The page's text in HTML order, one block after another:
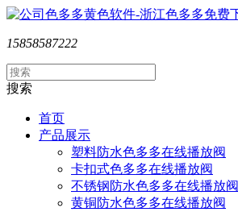
15858587222
搜索
首页
产品展示
塑料防水色多多在线播放阀
卡扣式色多多在线播放阀
不锈钢防水色多多在线播放阀
黄铜防水色多多在线播放阀